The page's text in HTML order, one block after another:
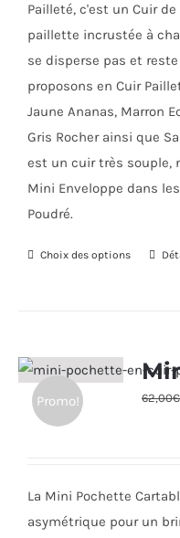
Pailleté, c'est un Cuir
paillette incrustée à
se disperse pas et
proposons en Cuir
Jaune Ananas, Marron
Gris Rocher ainsi que
est un cuir très souple,
Mini Enveloppe dans
Poudré.
Choix des options
Ce
Les
sur
Promo! 62,00€
La Mini Pochette
asymétrique pour un